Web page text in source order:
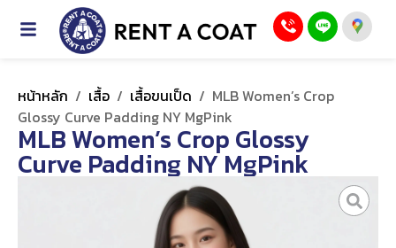
หน้าหลัก / เสื้อ / เสื้อขนเป็ด / MLB Women’s Crop
Glossy Curve Padding NY MgPink
MLB Women’s Crop Glossy
Curve Padding NY MgPink